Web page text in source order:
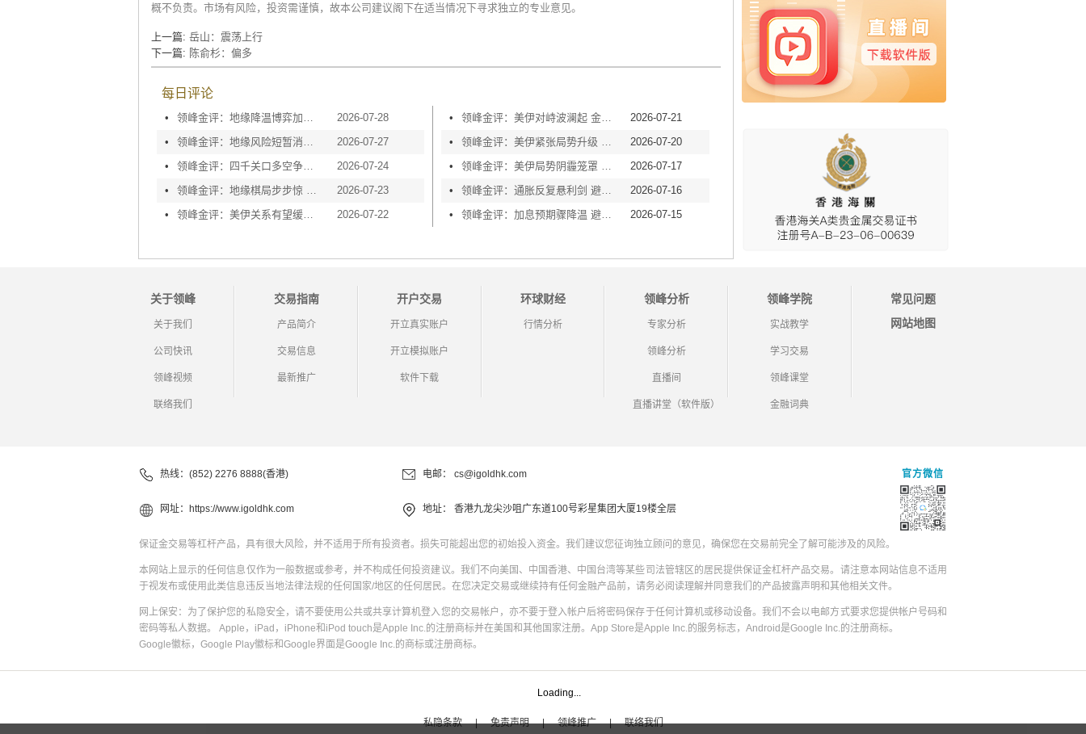
概不负责。市场有风险，投资需谨慎，故本公司建议阁下在适当情况下寻求独立的专业意见。
上一篇: 岳山：震荡上行
下一篇: 陈俞杉：偏多
每日评论
•
2026-07-28
•
2026-07-27
•
领峰金评：四千关口多空争夺 加息阴云笼罩金市
2026-07-24
•
2026-07-23
•
领峰金评：美伊关系有望缓和 黄金趁势迅速反弹 2026-07-22
•
2026-07-21
•
2026-07-20
•
2026-07-17
•
2026-07-16
•
2026-07-15
关于领峰
关于我们
公司快讯
领峰视频
联络我们
交易指南
产品简介
交易信息
最新推广
开户交易
开立真实账户
开立模拟账户
软件下载
环球财经
行情分析
领峰分析
专家分析
领峰分析
直播间
直播讲堂（软件版）
领峰学院
实战教学
学习交易
领峰课堂
金融词典
常见问题
网站地图
热线：(852) 2276 8888(香港) 电邮： cs@igoldhk.com
网址： https://www.igoldhk.com 地址： 香港九龙尖沙咀广东道100号彩星集团大厦19楼全层
官方微信
保证金交易等杠杆产品，具有很大风险，并不适用于所有投资者。损失可能超出您的初始投入资金。我们建议您征询独立顾问的意见，确保您在交易前完全了解可能涉及的风险。
本网站上显示的任何信息仅作为一般数据或参考，并不构成任何投资建议。我们不向美国、中国香港、中国台湾等某些司法管辖区的居民提供保证金杠杆产品交易。请注意本网站信息不适用
于视发布或使用此类信息违反当地法律法规的任何国家/地区的任何居民。在您决定交易或继续持有任何金融产品前，请务必阅读理解并同意我们的产品披露声明和其他相关文件。
网上保安：为了保护您的私隐安全，请不要使用公共或共享计算机登入您的交易帐户，亦不要于登入帐户后将密码保存于任何计算机或移动设备。我们不会以电邮方式要求您提供帐户号码和
密码等私人数据。 Apple，iPad，iPhone和iPod touch是Apple Inc.的注册商标并在美国和其他国家注册。App Store是Apple Inc.的服务标志，Android是Google Inc.的注册商标。
Google徽标，Google Play徽标和Google界面是Google Inc.的商标或注册商标。
Loading...
私隐条款 | 免责声明 | 领峰推广 | 联络我们